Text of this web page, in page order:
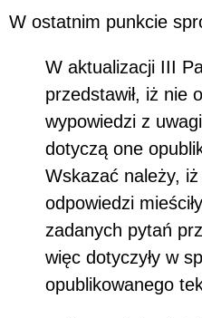
W ostatnim punkcie
W aktualizacji III
przedstawił, iż nie
wypowiedzi z
dotyczą one
Wskazać należy,
odpowiedzi
zadanych pytań
więc dotyczyły w
opublikowanego